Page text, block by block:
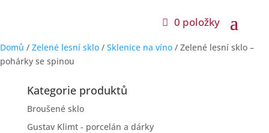
0 položky
Domů / Zelené lesní sklo / Sklenice na víno / Zelené lesní sklo –
pohárky se spinou
Kategorie produktů
Broušené sklo
Gustav Klimt - porcelán a dárky